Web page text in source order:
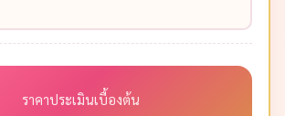
ราคาประเมินเบื้องต้น